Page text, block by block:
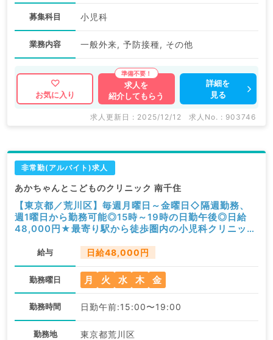
募集科目 小児科
業務内容 一般外来, 予防接種, その他
お気に入り
求人を
紹介してもらう
詳細を
見る
求人更新日 : 2025/12/12 求人No. : 903746
非常勤(アルバイト)求人
あかちゃんとこどものクリニック 南千住
【東京都／荒川区】毎週月曜日～金曜日◇隔週勤務、
週1曜日から勤務可能◎15時～19時の日勤午後◎日給
48,000円★最寄り駅から徒歩圏内の小児科クリニック
非常勤）
給与 日給48,000円
勤務曜日 月 火 水 木 金
勤務時間 日勤午前:15:00〜19:00
勤務地 東京都荒川区